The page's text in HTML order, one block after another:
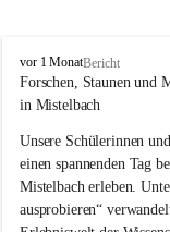
V
o
l
s
s
c
u
vor 1 MonatBericht
Forschen, Staunen und
in Mistelbach
Unsere Schülerinnen
einen spannenden Tag
Mistelbach erleben.
ausprobieren“